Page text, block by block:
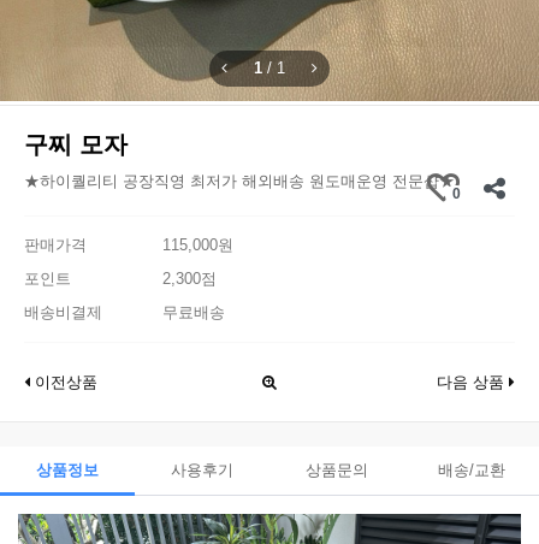
1 / 1
구찌 모자
★하이퀄리티 공장직영 최저가 해외배송 원도매운영 전문샵★
0
판매가격
115,000원
포인트
2,300점
배송비결제
무료배송
이전상품 다음 상품
상품정보 사용후기 상품문의 배송/교환